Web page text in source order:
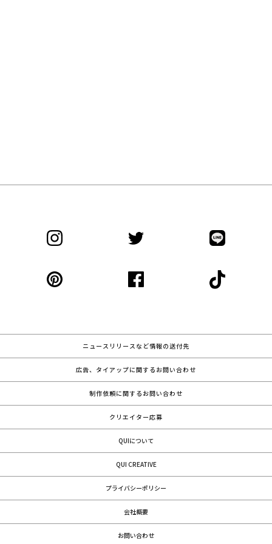
ニュースリリースなど情報の送付先
広告、タイアップに関するお問い合わせ
制作依頼に関するお問い合わせ
クリエイター応募
QUIについて
QUI CREATIVE
プライバシーポリシー
会社概要
お問い合わせ